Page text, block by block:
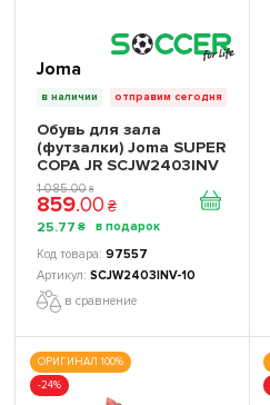
Joma
в наличии отправим сегодня
Обувь для зала
(футзалки) Joma SUPER
COPA JR SCJW2403INV
детские
1 085.00 ₴
859.00 ₴
25.77 ₴
97557
SCJW2403INV-10
в сравнение
ОРИГИНАЛ 100%
-24%